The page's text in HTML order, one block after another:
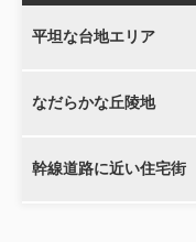
平坦な台地エリア
なだらかな丘陵地
幹線道路に近い住宅街